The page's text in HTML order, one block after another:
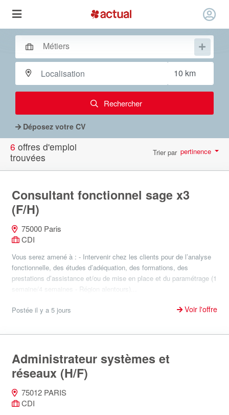
Rechercher
Déposez votre CV
6 offres d'emploi
trouvées
Trier par pertinence
Consultant fonctionnel sage x3
(F/H)
75000 Paris
CDI
Vous serez amené à : - Intervenir chez les clients pour de l’analyse
fonctionnelle, des études d’adéquation, des formations, des
prestations d’assistance et/ou de mise en place et du paramétrage (1
semaine/4 semaines - Région alentours)...
Postée il y a 5 jours Voir l'offre
Administrateur systèmes et
réseaux (H/F)
75012 PARIS
CDI